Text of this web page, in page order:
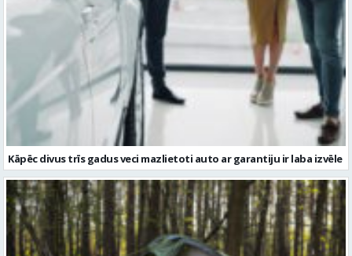
Kāpēc divus trīs gadus veci mazlietoti auto ar garantiju ir laba izvēle